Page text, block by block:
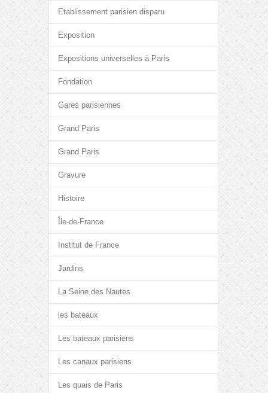
Etablissement parisien disparu
Exposition
Expositions universelles à Paris
Fondation
Gares parisiennes
Grand Paris
Grand Paris
Gravure
Histoire
Île-de-France
Institut de France
Jardins
La Seine des Nautes
les bateaux
Les bateaux parisiens
Les canaux parisiens
Les quais de Paris